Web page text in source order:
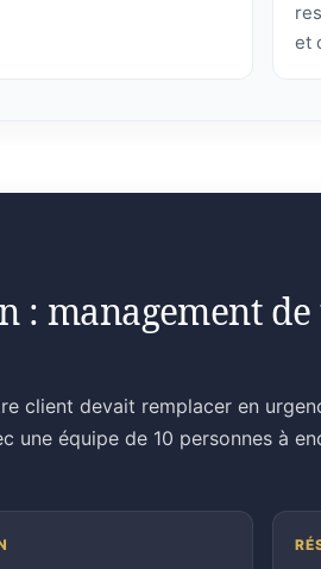
et
: management
client devait remplacer en
une équipe de 10 personnes à